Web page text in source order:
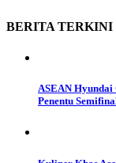
BERITA TERKINI
ASEAN Hyundai
Penentu